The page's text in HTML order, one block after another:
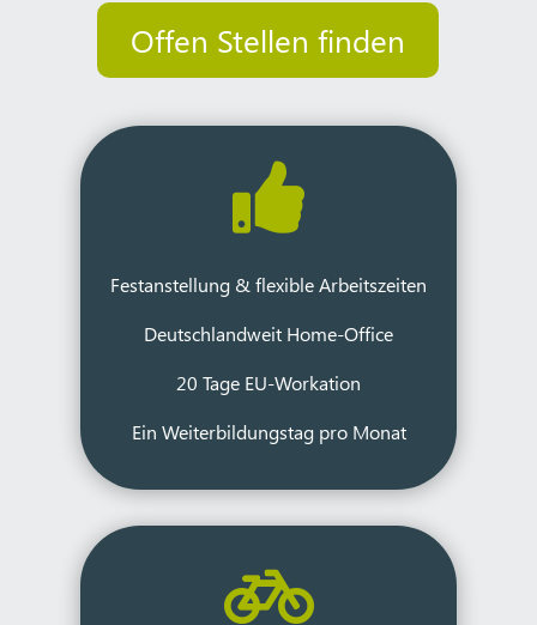
Offen Stellen finden

Festanstellung & flexible Arbeitszeiten
Deutschlandweit Home-Office
20 Tage EU-Workation
Ein Weiterbildungstag pro Monat
